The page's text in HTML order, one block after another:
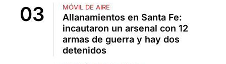
MÓVIL DE AIRE
Allanamientos en Santa Fe:
incautaron un arsenal con 12
armas de guerra y hay dos
detenidos